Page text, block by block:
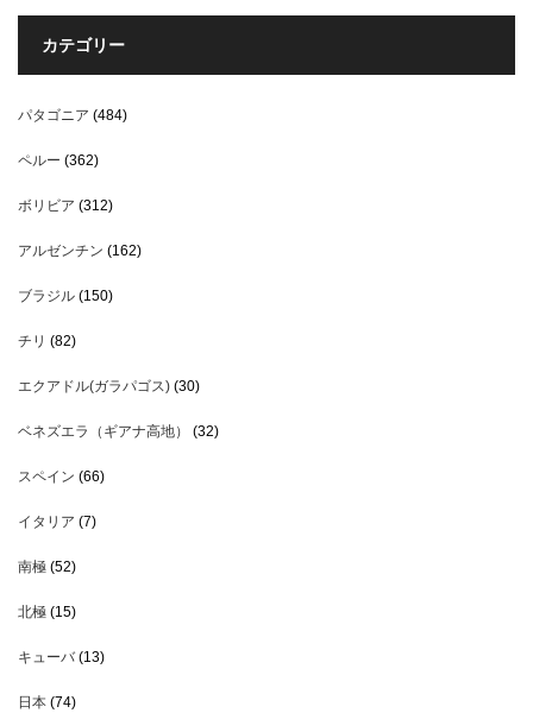
カテゴリー
パタゴニア (484)
ペルー (362)
ボリビア (312)
アルゼンチン (162)
ブラジル (150)
チリ (82)
エクアドル(ガラパゴス) (30)
ベネズエラ（ギアナ高地） (32)
スペイン (66)
イタリア (7)
南極 (52)
北極 (15)
キューバ(13)
日本 (74)